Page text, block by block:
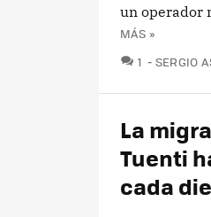
un operador
MÁS »
1
SERGIO
La
Tuenti
cada